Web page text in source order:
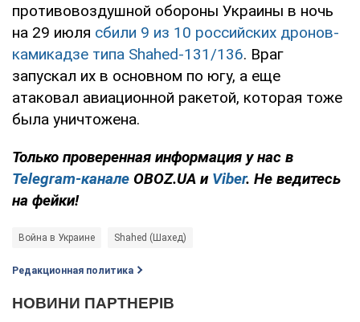
противовоздушной обороны Украины в ночь
на 29 июля сбили 9 из 10 российских дронов-
камикадзе типа Shahed-131/136. Враг
запускал их в основном по югу, а еще
атаковал авиационной ракетой, которая тоже
была уничтожена.
Только проверенная информация у нас в
Telegram-канале OBOZ.UA и Viber. Не ведитесь
на фейки!
Война в Украине Shahed (Шахед)
Редакционная политика